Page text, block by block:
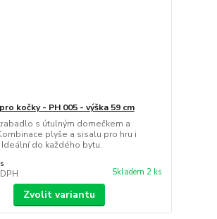
kočky - PH 005 - výška 59 cm
s útulným domečkem a
plyše a sisalu pro hru i
do každého bytu.
Skladem 2 ks
Zvolit variantu